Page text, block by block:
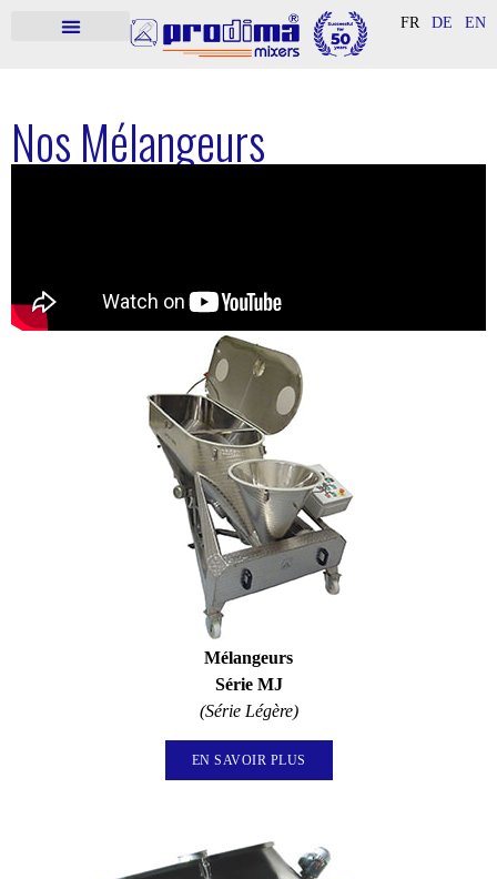
FR DE EN
​Nos Mélangeurs
Mélangeurs
Série MJ​
(Série Légère)
EN SAVOIR PLUS